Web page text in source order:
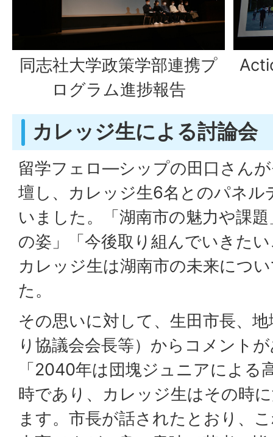
同志社大学政策学部連携プ
ログラム進捗報告
カレッジ生による討論会
留学フェロ―シップの田口さん
壇し、カレッジ生6名とのパネ
いました。「湖南市の魅力や課
の姿」「今後取り組んでいきた
カレッジ生は湖南市の未来につ
た。
その思いに対して、生田市長、
り協議会会長等）からコメント
「2040年は団塊ジュニアによる
時であり、カレッジ生はその時
ます。市長が話されたとおり、